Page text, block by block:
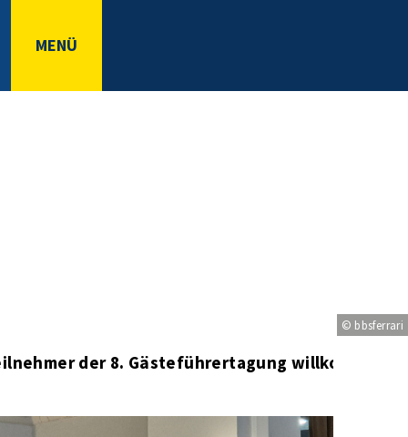
MENÜ
© bbsferrari
der 8. Gästeführertagung willkommen